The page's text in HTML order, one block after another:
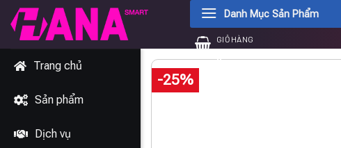
Chuyển
đến
dung
Danh Mục Sản Phẩm
GIỎ HÀNG
0₫
Trang chủ
Sản phẩm
Dịch vụ
-25%